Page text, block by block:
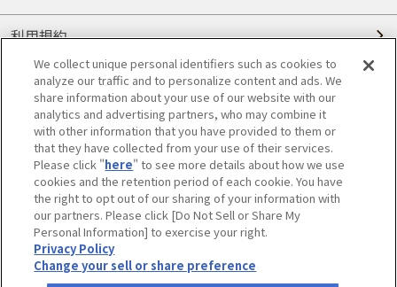
利用規約
個人情報の取り扱いについて
会員優待サービスの提携をご検討の方へ
JAFホームページ
© JAPAN AUTOMOBILE FEDERATION. All rights reserved.
We collect unique personal identifiers such as cookies to
analyze our traffic and to personalize content and ads. We
share information about your use of our website with our
analytics and advertising partners, who may combine it
with other information that you have provided to them or
that they have collected from your use of their services.
Please click "here" to see more details about how we use
cookies and the retention period of each cookie. You have
the right to opt out of our sharing of your information with
our partners. Please click [Do Not Sell or Share My
Personal Information] to exercise your right.
Privacy Policy
Change your sell or share preference